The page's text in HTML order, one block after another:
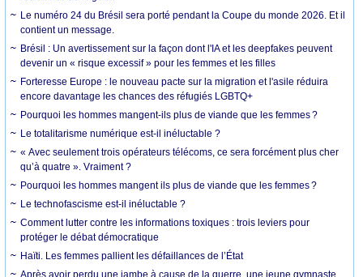
Le numéro 24 du Brésil sera porté pendant la Coupe du monde 2026. Et il
contient un message.
Brésil : Un avertissement sur la façon dont l'IA et les deepfakes peuvent
devenir un « risque excessif » pour les femmes et les filles
Forteresse Europe : le nouveau pacte sur la migration et l'asile réduira
encore davantage les chances des réfugiés LGBTQ+
Pourquoi les hommes mangent-ils plus de viande que les femmes ?
Le totalitarisme numérique est-il inéluctable ?
« Avec seulement trois opérateurs télécoms, ce sera forcément plus cher
qu’à quatre ». Vraiment ?
Pourquoi les hommes mangent ils plus de viande que les femmes ?
Le technofascisme est-il inéluctable ?
Comment lutter contre les informations toxiques : trois leviers pour
protéger le débat démocratique
Haïti. Les femmes pallient les défaillances de l’État
Après avoir perdu une jambe à cause de la guerre, une jeune gymnaste